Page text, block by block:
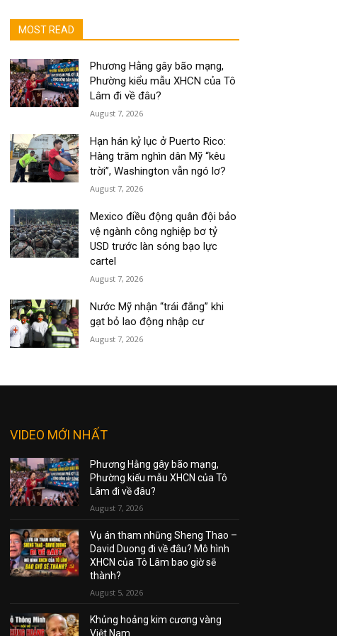
MOST READ
Phương Hằng gây bão mạng,
Phường kiểu mẫu XHCN của Tô
Lâm đi về đâu?
August 7, 2026
Hạn hán kỷ lục ở Puerto Rico:
Hàng trăm nghìn dân Mỹ “kêu
trời”, Washington vẫn ngó lơ?
August 7, 2026
Mexico điều động quân đội bảo
vệ ngành công nghiệp bơ tỷ
USD trước làn sóng bạo lực
cartel
August 7, 2026
Nước Mỹ nhận “trái đắng” khi
gạt bỏ lao động nhập cư
August 7, 2026
VIDEO MỚI NHẤT
Phương Hằng gây bão mạng,
Phường kiểu mẫu XHCN của Tô
Lâm đi về đâu?
August 7, 2026
Vụ án tham nhũng Sheng Thao –
David Duong đi về đâu? Mô hình
XHCN của Tô Lâm bao giờ sẽ
thành?
August 5, 2026
Khủng hoảng kim cương vàng
Việt Nam